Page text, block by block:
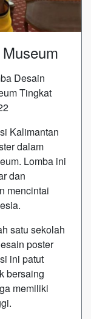
Desain
Tingkat
Kalimantan
dalam
Lomba ini
dan
mencintai
satu sekolah
poster
ini patut
bersaing
memiliki